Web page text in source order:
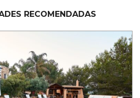
RECOMENDADAS